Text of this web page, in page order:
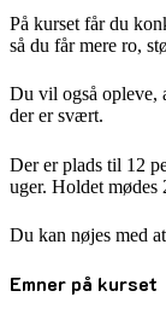
På kurset får du
så du får mere ro,
Du vil også opleve,
der er svært.
Der er plads til 12
uger. Holdet mødes
Du kan nøjes med
Emner på kurset